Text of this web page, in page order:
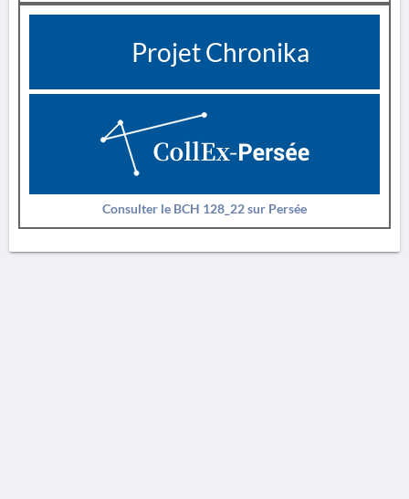
Projet Chronika
Consulter le BCH 128_22 sur Persée